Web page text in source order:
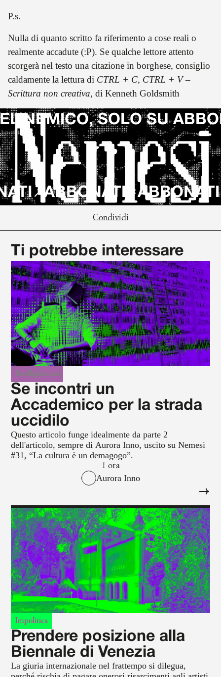
P.s.
Nulla di quanto scritto fa riferimento a cose reali o
realmente accadute (:P). Se qualche lettore attento
scorgerà nel testo una citazione in borghese, consiglio
caldamente la lettura di CTRL + C, CTRL + V –
Scrittura non creativa, di Kenneth Goldsmith
SOLO SU
ABBONATI ABBONATI
Condividi
Ti potrebbe interessare
Intellighenzia
Se incontri un
Accademico per la strada
uccidilo
Questo articolo funge idealmente da parte 2
dell'articolo, sempre di Aurora Inno, uscito su Nemesi
#31, “La cultura è un demagogo”.
1 ora
Aurora Inno
Impolitica
Prendere posizione alla
Biennale di Venezia
La giuria internazionale nel frattempo si dilegua,